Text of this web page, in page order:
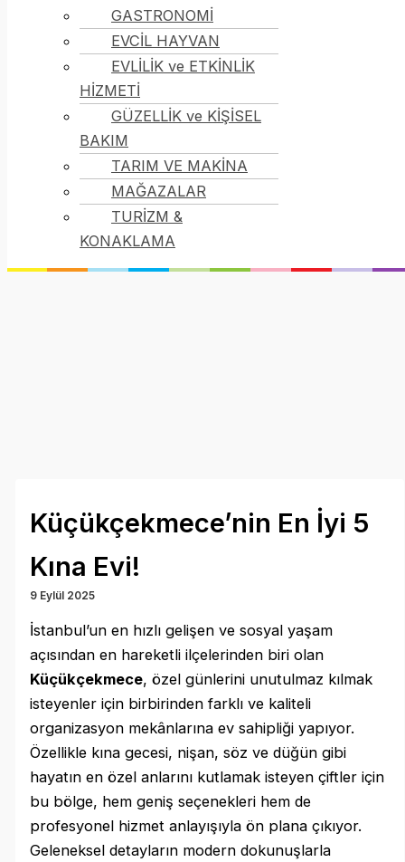
GASTRONOMİ
EVCİL HAYVAN
EVLİLİK ve ETKİNLİK
HİZMETİ
GÜZELLİK ve KİŞİSEL
BAKIM
TARIM VE MAKİNA
MAĞAZALAR
TURİZM &
KONAKLAMA
Küçükçekmece’nin En İyi 5
Kına Evi!
9 Eylül 2025
İstanbul’un en hızlı gelişen ve sosyal yaşam
açısından en hareketli ilçelerinden biri olan
Küçükçekmece, özel günlerini unutulmaz kılmak
isteyenler için birbirinden farklı ve kaliteli
organizasyon mekânlarına ev sahipliği yapıyor.
Özellikle kına gecesi, nişan, söz ve düğün gibi
hayatın en özel anlarını kutlamak isteyen çiftler için
bu bölge, hem geniş seçenekleri hem de
profesyonel hizmet anlayışıyla ön plana çıkıyor.
Geleneksel detayların modern dokunuşlarla